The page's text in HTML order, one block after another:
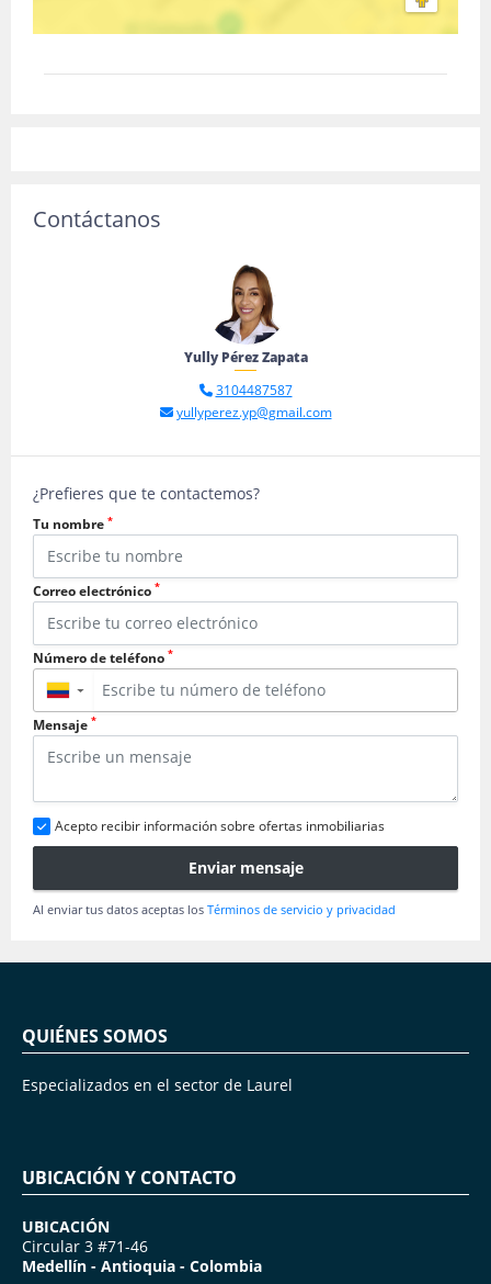
Contáctanos
Yully Pérez Zapata
3104487587
yullyperez.yp@gmail.com
¿Prefieres que te contactemos?
Tu nombre *
Correo electrónico *
Número de teléfono *
▼
Mensaje *
Acepto recibir información sobre ofertas inmobiliarias
Enviar mensaje
Al enviar tus datos aceptas los Términos de servicio y privacidad
QUIÉNES SOMOS
Especializados en el sector de Laurel
UBICACIÓN Y CONTACTO
UBICACIÓN
Circular 3 #71-46
Medellín - Antioquia - Colombia